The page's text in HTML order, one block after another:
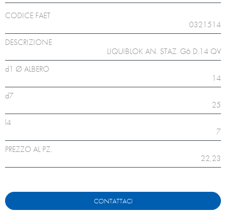
CODICE FAET
0321514
DESCRIZIONE
LIQUIBLOK AN. STAZ. G6 D.14 QV
d1 Ø ALBERO
14
d7
25
l4
7
PREZZO AL PZ.
22,23
CONTATTACI